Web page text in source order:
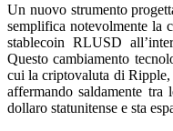
Un nuovo strumento
semplifica notevolmente la
stablecoin RLUSD
Questo cambiamento
cui la criptovaluta di Ripple,
affermando saldamente tra
dollaro statunitense e sta